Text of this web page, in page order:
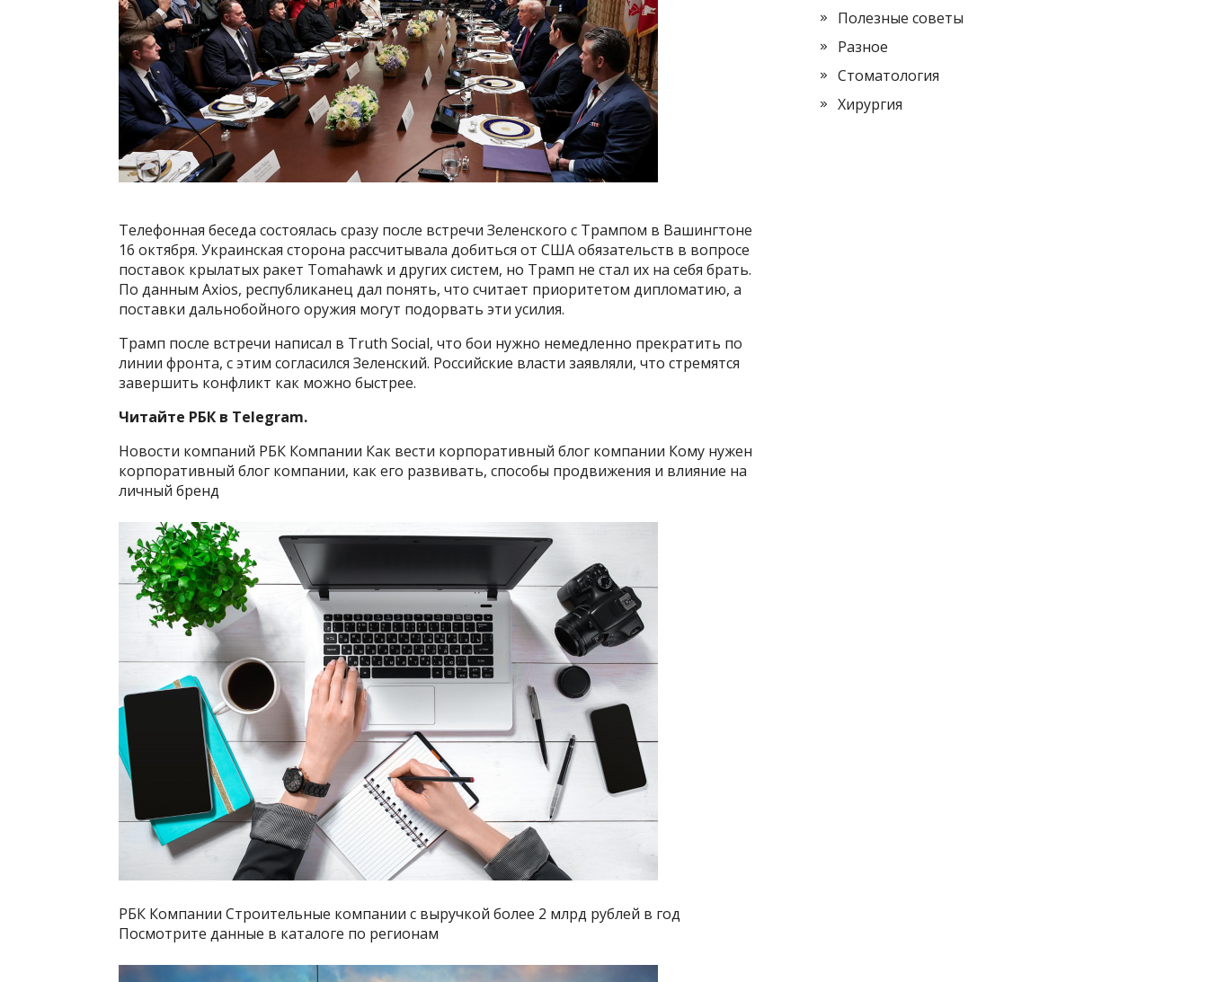
Телефонная беседа состоялась сразу после встречи Зеленского с Трампом в Вашингтоне
16 октября. Украинская сторона рассчитывала добиться от США обязательств в вопросе
поставок крылатых ракет Tomahawk и других систем, но Трамп не стал их на себя брать.
По данным Axios, республиканец дал понять, что считает приоритетом дипломатию, а
поставки дальнобойного оружия могут подорвать эти усилия.
Трамп после встречи написал в Truth Social, что бои нужно немедленно прекратить по
линии фронта, с этим согласился Зеленский. Российские власти заявляли, что стремятся
завершить конфликт как можно быстрее.
Читайте РБК в Telegram.
Новости компаний РБК Компании Как вести корпоративный блог компании Кому нужен
корпоративный блог компании, как его развивать, способы продвижения и влияние на
личный бренд
РБК Компании Строительные компании с выручкой более 2 млрд рублей в год
Посмотрите данные в каталоге по регионам
Полезные советы
Разное
Стоматология
Хирургия